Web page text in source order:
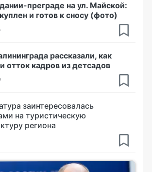
преграде на ул. Майской:
и готов к сносу (фото)
рассказали, как
отток кадров из детсадов
заинтересовалась
на туристическую
региона